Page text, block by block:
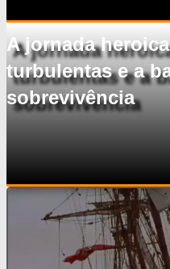
A jornada
turbulentas e a
sobrevivência